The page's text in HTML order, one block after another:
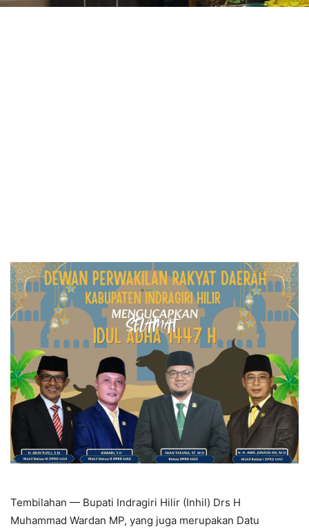
Tembilahan — Bupati Indragiri Hilir (Inhil) Drs H
Muhammad Wardan MP, yang juga merupakan Datu